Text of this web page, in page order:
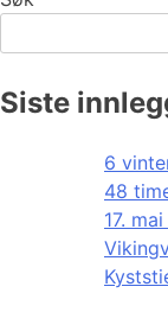
Siste
6
48
17.